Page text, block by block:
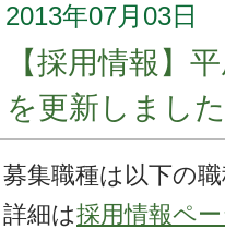
2013年07月03日
【採用情報】
を更新しまし
募集職種は以下の
詳細は採用情報ペ